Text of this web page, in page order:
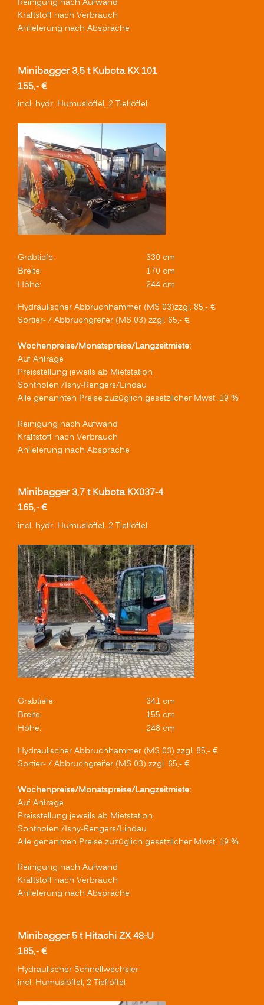
Kraftstoff nach Verbrauch
Anlieferung nach Absprache
Minibagger 3,5 t Kubota KX 101
155,- €
incl. hydr. Humuslöffel, 2 Tieflöffel
Grabtiefe:
330 cm
Breite:
170 cm
Höhe:
244 cm
Hydraulischer Abbruchhammer (MS 03)zzgl. 85,- €
Sortier- / Abbruchgreifer (MS 03) zzgl. 65,- €
Wochenpreise/Monatspreise/Langzeitmiete:
Auf Anfrage
Preisstellung jeweils ab Mietstation
Sonthofen /Isny-Rengers/Lindau
Alle genannten Preise zuzüglich gesetzlicher Mwst. 19 %
Reinigung nach Aufwand
Kraftstoff nach Verbrauch
Anlieferung nach Absprache
Minibagger 3,7 t Kubota KX037-4
165,- €
incl. hydr. Humuslöffel, 2 Tieflöffel
Grabtiefe:
341 cm
Breite:
155 cm
Höhe:
248 cm
Hydraulischer Abbruchhammer (MS 03) zzgl. 85,- €
Sortier- / Abbruchgreifer (MS 03) zzgl. 65,- €
Wochenpreise/Monatspreise/Langzeitmiete:
Auf Anfrage
Preisstellung jeweils ab Mietstation
Sonthofen /Isny-Rengers/Lindau
Alle genannten Preise zuzüglich gesetzlicher Mwst. 19 %
Reinigung nach Aufwand
Kraftstoff nach Verbrauch
Anlieferung nach Absprache
Minibagger 5 t Hitachi ZX 48-U
185,- €
Hydraulischer Schnellwechsler
incl. Humuslöffel, 2 Tieflöffel